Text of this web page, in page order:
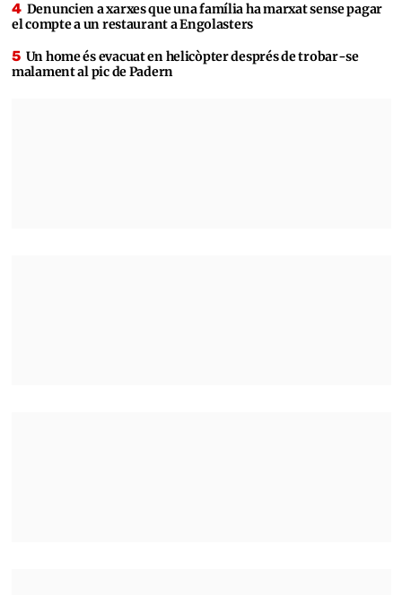
Denuncien a xarxes que una família ha marxat sense pagar
el compte a un restaurant a Engolasters
Un home és evacuat en helicòpter després de trobar-se
malament al pic de Padern